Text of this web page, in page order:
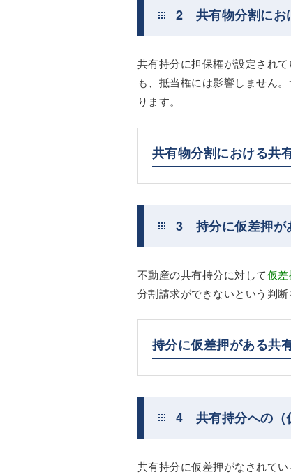
2 共有物分割にお
共有持分に担保権が設定され
も、抵当権には影響しません
ります。
共有物分割における共
3 持分に仮差押が
不動産の共有持分に対して仮差
分割請求ができないという判
持分に仮差押がある共
4 共有持分への（
共有持分に仮差押がなされて